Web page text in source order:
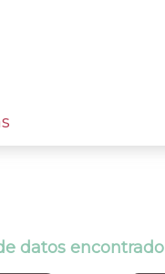
datos encontrado